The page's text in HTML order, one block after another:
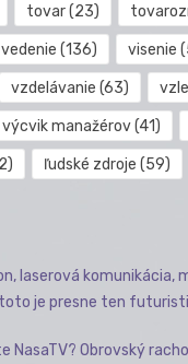
tovar(23)
vedenie (136) visenie
vzdelávanie (63)
výcvik manažérov(41)
ľudské zdroje (59)
laserová komunikácia,
je presne ten
NasaTV? Obrovský